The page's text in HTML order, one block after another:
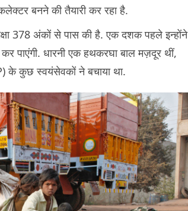
बनने की तैयारी कर रहा है.
378 अंकों से पास की है. एक दशक पहले इन्होंने
कर पाएंगी. धारनी एक हथकरघा बाल मज़दूर थीं,
कुछ स्वयंसेवकों ने बचाया था.